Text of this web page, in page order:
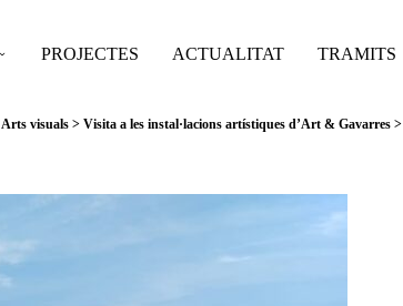
Arts visuals > Visita a les instal·lacions artístiques d’Art & Gavarres >
PROJECTES ACTUALITAT TRAMITS